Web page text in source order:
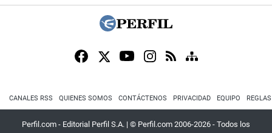
CANALES RSS QUIENES SOMOS CONTÁCTENOS PRIVACIDAD EQUIPO
Perfil.com - Editorial Perfil S.A. | © Perfil.com 2006-2026 - Todos los